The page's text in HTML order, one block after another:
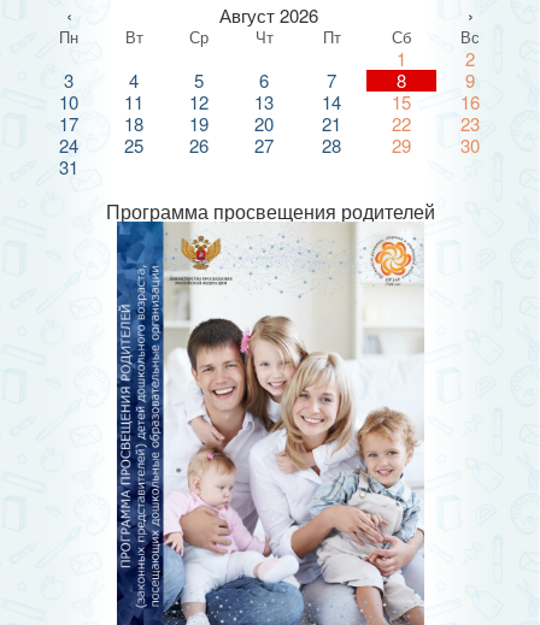
‹ Август 2026 ›
Пн Вт Ср Чт Пт Сб Вс
1
2
3
4 5 6 7 8
9
10
11 12 13 14 15
16
17
18 19 20 21 22
23
24
25 26 27 28 29
30
31
Программа просвещения родителей